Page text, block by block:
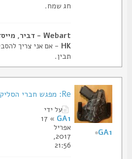
חג שמח.
Webart - דביר, מייסד הסליק
- אם אני צריך להסביר
תבין.
Re: מפגש חברי הסליק - הודעת ביטול
על ידי
GA1
» 17
אפריל
2017,
21:56